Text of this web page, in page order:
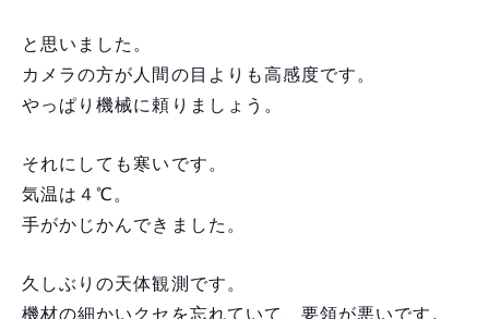
と思いました。
カメラの方が人間の目よりも高感度です。
やっぱり機械に頼りましょう。
それにしても寒いです。
気温は４℃。
手がかじかんできました。
久しぶりの天体観測です。
機材の細かいクセを忘れていて、要領が悪いです。